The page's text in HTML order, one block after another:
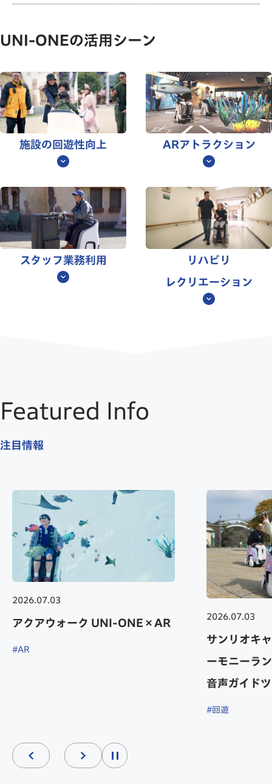
UNI-ONEの活用シーン
施設の回遊性向上 ARアトラクション
スタッフ業務利用
リハビリ
レクリエーション
Featured Info
注目情報
TOKYO GX
でUNI-
2026.07.03